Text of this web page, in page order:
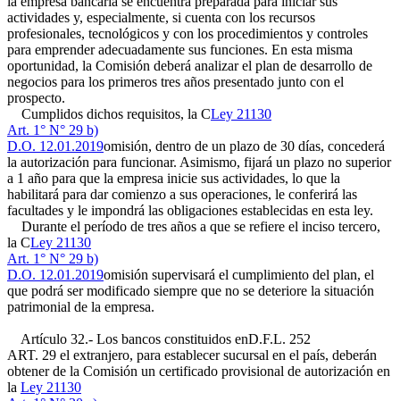
actividades y, especialmente, si cuenta con los recursos
profesionales, tecnológicos y con los procedimientos y controles
para emprender adecuadamente sus funciones. En esta misma
oportunidad, la Comisión deberá analizar el plan de desarrollo de
negocios para los primeros tres años presentado junto con el
prospecto.
Cumplidos dichos requisitos, la CLey 21130
Art. 1° N° 29 b)
D.O. 12.01.2019omisión, dentro de un plazo de 30 días, concederá
la autorización para funcionar. Asimismo, fijará un plazo no superior
a 1 año para que la empresa inicie sus actividades, lo que la
habilitará para dar comienzo a sus operaciones, le conferirá las
facultades y le impondrá las obligaciones establecidas en esta ley.
Durante el período de tres años a que se refiere el inciso tercero,
la CLey 21130
Art. 1° N° 29 b)
D.O. 12.01.2019omisión supervisará el cumplimiento del plan, el
que podrá ser modificado siempre que no se deteriore la situación
patrimonial de la empresa.
Artículo 32.- Los bancos constituidos enD.F.L. 252
ART. 29 el extranjero, para establecer sucursal en el país, deberán
obtener de la Comisión un certificado provisional de autorización en
la Ley 21130